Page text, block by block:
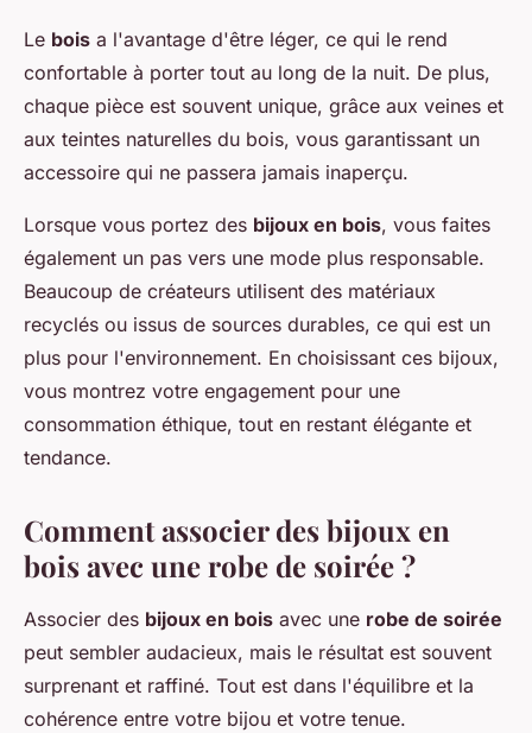
Le bois a l'avantage d'être léger, ce qui le rend
confortable à porter tout au long de la nuit. De plus,
chaque pièce est souvent unique, grâce aux veines et
aux teintes naturelles du bois, vous garantissant un
accessoire qui ne passera jamais inaperçu.
Lorsque vous portez des bijoux en bois, vous faites
également un pas vers une mode plus responsable.
Beaucoup de créateurs utilisent des matériaux
recyclés ou issus de sources durables, ce qui est un
plus pour l'environnement. En choisissant ces bijoux,
vous montrez votre engagement pour une
consommation éthique, tout en restant élégante et
tendance.
Comment associer des bijoux en
bois avec une robe de soirée ?
Associer des bijoux en bois avec une robe de soirée
peut sembler audacieux, mais le résultat est souvent
surprenant et raffiné. Tout est dans l'équilibre et la
cohérence entre votre bijou et votre tenue.